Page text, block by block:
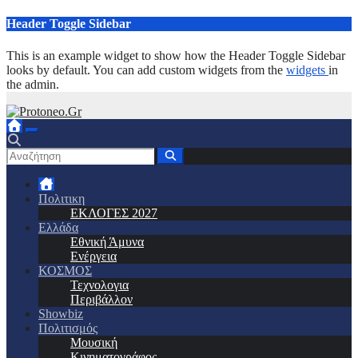
Μετάβαση
περιεχόμενο
Header Toggle Sidebar
This is an example widget to show how the Header Toggle Sidebar
looks by default. You can add custom widgets from the widgets in
the admin.
Πολιτικη
ΕΚΛΟΓΕΣ 2027
Ελλάδα
Εθνική Άμυνα
Ενέργεια
ΚΟΣΜΟΣ
Τεχνολογια
Περιβάλλον
Showbiz
Πολιτισμός
Μουσική